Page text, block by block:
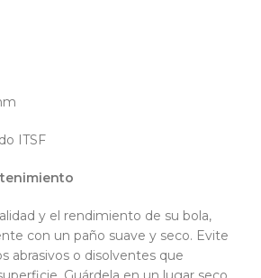
ITSF
y el rendimiento de su bola,
con un paño suave y seco. Evite
abrasivos o disolventes que